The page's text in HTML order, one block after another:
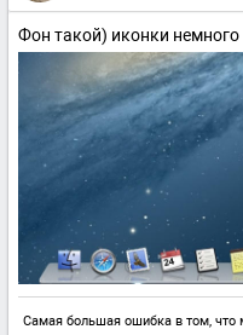
Фон такой) иконки немного
Самая большая ошибка в том, что